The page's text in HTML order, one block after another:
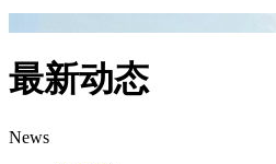
最新动态
News